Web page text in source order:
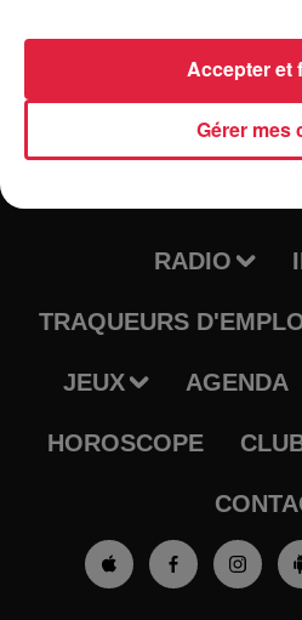
RADIO
TRAQUEURS
JEUX AGENDA
HOROSCOPE
Gérer mes
Accepter et